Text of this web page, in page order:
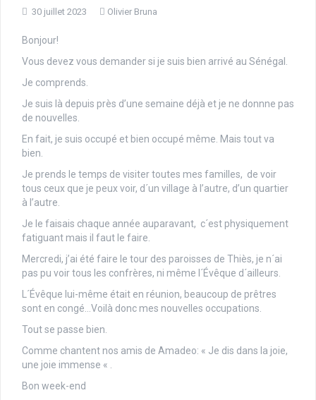
30 juillet 2023 Olivier Bruna
Bonjour!
Vous devez vous demander si je suis bien arrivé au Sénégal.
Je comprends.
Je suis là depuis près d’une semaine déjà et je ne donnne pas
de nouvelles.
En fait, je suis occupé et bien occupé même. Mais tout va
bien.
Je prends le temps de visiter toutes mes familles, de voir
tous ceux que je peux voir, d´un village à l’autre, d’un quartier
à l’autre.
Je le faisais chaque année auparavant, c´est physiquement
fatiguant mais il faut le faire.
Mercredi, j’ai été faire le tour des paroisses de Thiès, je n´ai
pas pu voir tous les confrères, ni même l´Évêque d´ailleurs.
L´Évêque lui-même était en réunion, beaucoup de prêtres
sont en congé…Voilà donc mes nouvelles occupations.
Tout se passe bien.
Comme chantent nos amis de Amadeo: « Je dis dans la joie,
une joie immense « .
Bon week-end